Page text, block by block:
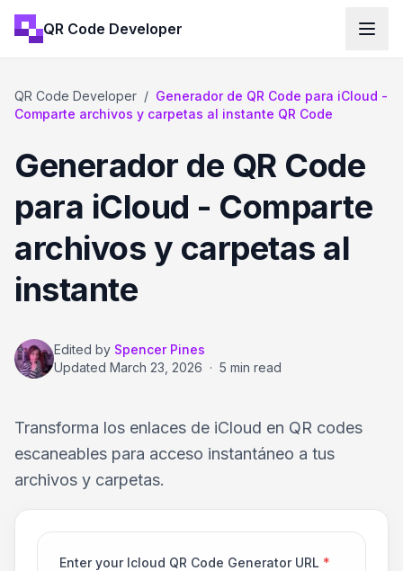
QR Code Developer
QR Code Developer / Generador de QR Code para iCloud -
Comparte archivos y carpetas al instante QR Code
Generador de QR Code
para iCloud - Comparte
archivos y carpetas al
instante
Edited by Spencer Pines
Updated March 23, 2026 · 5 min read
Transforma los enlaces de iCloud en QR codes
escaneables para acceso instantáneo a tus
archivos y carpetas.
Enter your Icloud QR Code Generator URL *